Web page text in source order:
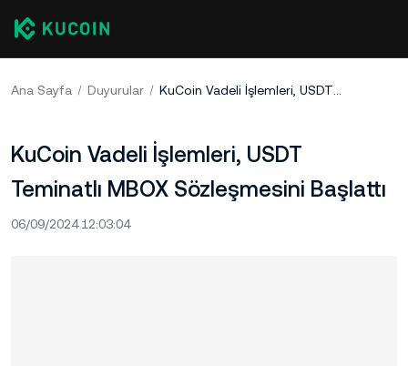
Ana Sayfa Duyurular KuCoin Vadeli İşlemleri, USDT Teminatlı MBOX Sözleşmesini Başlattı
KuCoin Vadeli İşlemleri, USDT
Teminatlı MBOX Sözleşmesini Başlattı
06/09/2024 12:03:04